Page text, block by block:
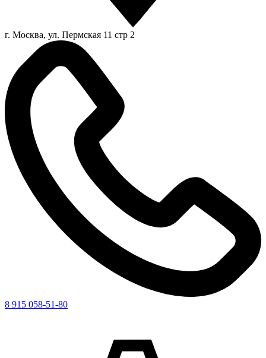
г. Москва, ул. Пермская 11 стр 2
8 915 058-51-80